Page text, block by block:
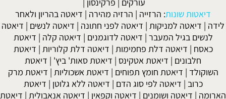
דיאטות שונות: הרזייה | הרזיה מהירה | דיאטה בהריון ולאחר
לידה | דיאטה למניקות | דיאטה לפני חתונה | דיאטה לנשים | דיאטה
לנשים בגיל המעבר | דיאטה לדוגמנים | דיאטה קלה | דיאטת
כאסח | דיאטה דלת פחמימות | דיאטה דלת קלוריות | דיאטת
חלבונים | דיאטת אטקינס | דיאטת סאות' ביץ' | דיאטת
השוקולד | דיאטת חומץ תפוחים | דיאטת אשכוליות | דיאטת מרק
כרוב | דיאטה לפי סוג הדם | דיאטה ללא גלוטן | דיאטת
הארומה | דיאטה ושומנים | דיאטה וקפאין | דיאטה אנאבולית | דיאטת